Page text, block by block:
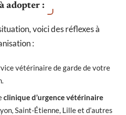
adopter :
voici des réflexes à
:
vétérinaire de garde de votre
clinique d’urgence vétérinaire
Saint-Étienne, Lille et d’autres